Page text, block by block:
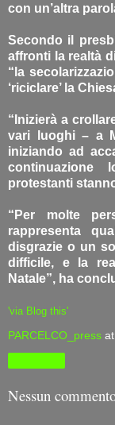
con un’altra
Secondo il
affronti la realtà
“la
‘riciclare’ la
“Inizierà a
vari luoghi – a
iniziando ad
protestanti
“Per molte
rappresenta
disgrazie o un
difficile, e la
Natale”, ha
'via Blog this'
PARCELCO_press at
Nessun